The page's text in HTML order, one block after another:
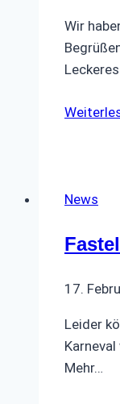
Wir
News
17.
Leider
Mehr…